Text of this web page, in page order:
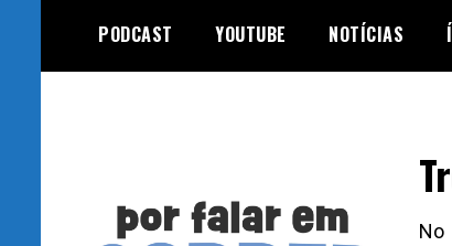
content
PODCAST YOUTUBE NOTÍCIAS